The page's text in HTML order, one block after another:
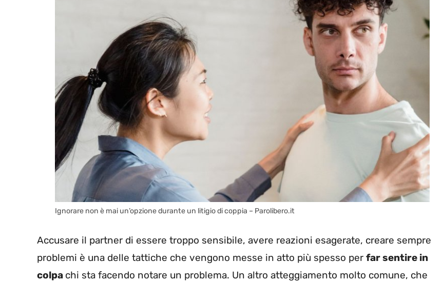
Ignorare non è mai un’opzione durante un litigio di coppia – Parolibero.it
Accusare il partner di essere troppo sensibile, avere reazioni esagerate, creare sempre
problemi è una delle tattiche che vengono messe in atto più spesso per far sentire in
colpa chi sta facendo notare un problema. Un altro atteggiamento molto comune, che